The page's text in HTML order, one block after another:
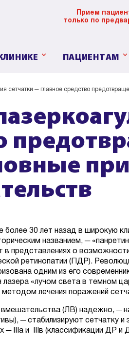
Прием
только по
ПАЦИЕНТАМ
сетчатки ─ главное средство
более 30 лет назад в широкую
названием, ─
в представлениях о
ретинопатии (ПДР).
одним из его
лазера «лучом света в темном
лечения поражений
(ЛВ) надежно, ─
─ стабилизируют сетчатку
─ IIIа и IIIв (классификации ДР